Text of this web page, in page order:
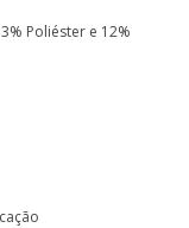
Poliéster e 12%